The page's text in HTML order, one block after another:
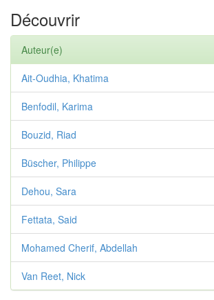
Découvrir
Auteur(e)
Ait-Oudhia, Khatima
Benfodil, Karima
Bouzid, Riad
Büscher, Philippe
Dehou, Sara
Fettata, Said
Mohamed Cherif, Abdellah
Van Reet, Nick